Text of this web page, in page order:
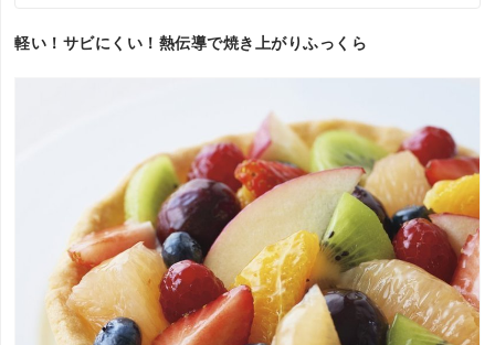
軽い！サビにくい！熱伝導で焼き上がりふっくら